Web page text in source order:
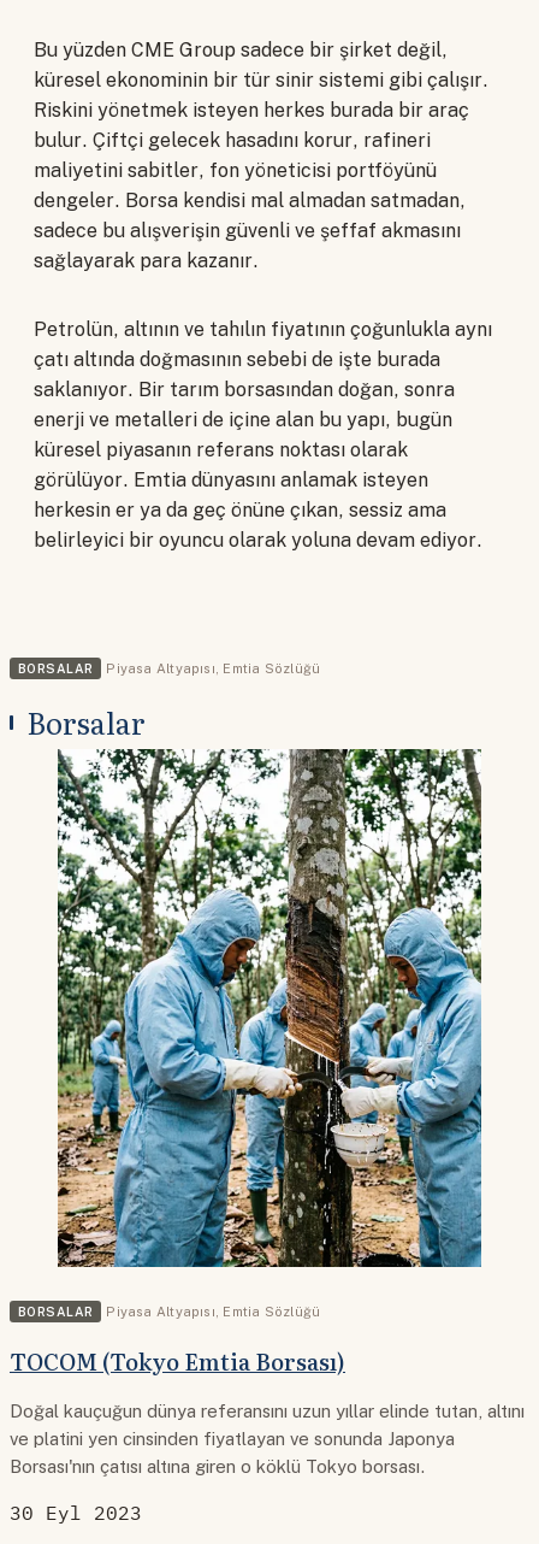
Bu yüzden CME Group sadece bir şirket değil,
küresel ekonominin bir tür sinir sistemi gibi çalışır.
Riskini yönetmek isteyen herkes burada bir araç
bulur. Çiftçi gelecek hasadını korur, rafineri
maliyetini sabitler, fon yöneticisi portföyünü
dengeler. Borsa kendisi mal almadan satmadan,
sadece bu alışverişin güvenli ve şeffaf akmasını
sağlayarak para kazanır.
Petrolün, altının ve tahılın fiyatının çoğunlukla aynı
çatı altında doğmasının sebebi de işte burada
saklanıyor. Bir tarım borsasından doğan, sonra
enerji ve metalleri de içine alan bu yapı, bugün
küresel piyasanın referans noktası olarak
görülüyor. Emtia dünyasını anlamak isteyen
herkesin er ya da geç önüne çıkan, sessiz ama
belirleyici bir oyuncu olarak yoluna devam ediyor.
BORSALAR Piyasa Altyapısı, Emtia Sözlüğü
Borsalar
BORSALAR Piyasa Altyapısı, Emtia Sözlüğü
TOCOM (Tokyo Emtia Borsası)
Doğal kauçuğun dünya referansını uzun yıllar elinde tutan, altını
ve platini yen cinsinden fiyatlayan ve sonunda Japonya
Borsası'nın çatısı altına giren o köklü Tokyo borsası.
30 Eyl 2023